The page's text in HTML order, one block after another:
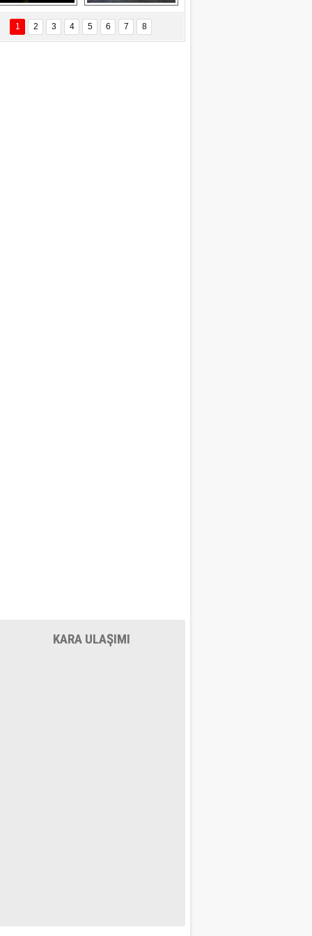
ÖZYANIK
Değişti?
Delta uçağına
yıldırım çarptı
Ford Focus RS
(2015)
1 2 3 4 5 6 7 8
KARA ULAŞIMI